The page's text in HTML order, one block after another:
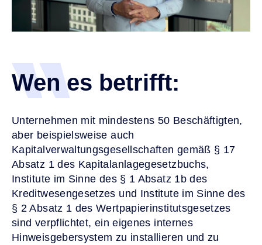
Wen es betrifft:
Unternehmen mit mindestens 50 Beschäftigten,
aber beispielsweise auch
Kapitalverwaltungsgesellschaften gemäß § 17
Absatz 1 des Kapitalanlagegesetzbuchs,
Institute im Sinne des § 1 Absatz 1b des
Kreditwesengesetzes und Institute im Sinne des
§ 2 Absatz 1 des Wertpapierinstitutsgesetzes
sind verpflichtet, ein eigenes internes
Hinweisgebersystem zu installieren und zu